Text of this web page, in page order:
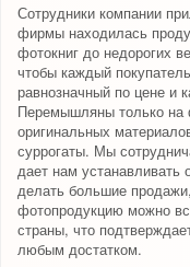
Сотрудники компании
фирмы находилась
фотокниг до недорогих
чтобы каждый
равнозначный по цене и
Перемышляны только на
оригинальных
суррогаты. Мы
дает нам
делать большие
фотопродукцию можно
страны, что
любым достатком.